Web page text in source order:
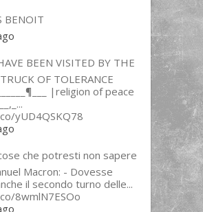
BENOIT
BEEN VISITED BY THE
OF TOLERANCE
|religion of peace
yUD4QSKQ78
che potresti non sapere
Macron: - Dovesse
il secondo turno delle...
8wmlN7ESOo